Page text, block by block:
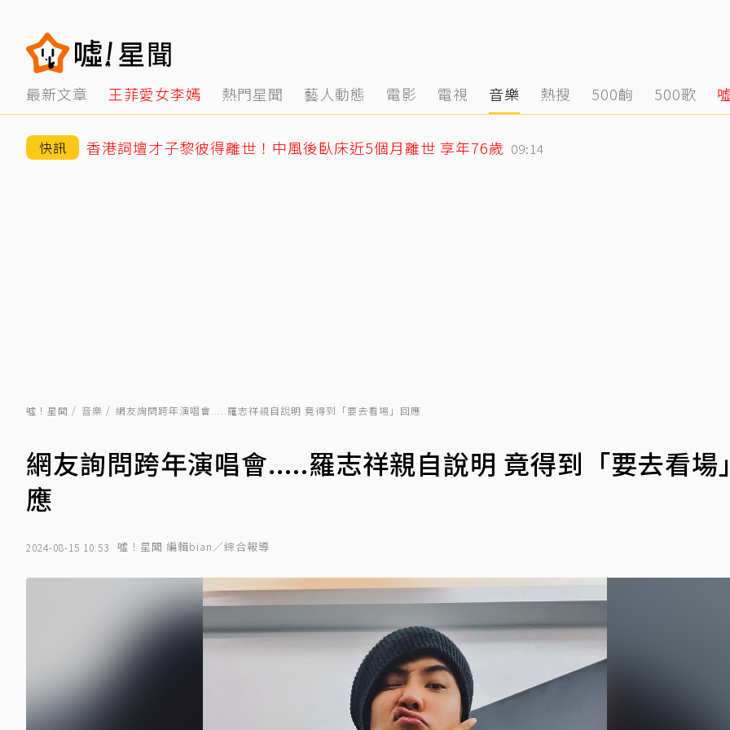
最新文章 王菲愛女李嫣 熱門星聞 藝人動態 電影 電視 音樂 熱搜 500齣 500歌
快訊 香港詞壇才子黎彼得離世！中風後臥床近5個月離世 享年76歲 09:14
噓！星聞 音樂 網友詢問跨年演唱會.....羅志祥親自說明 竟得到「要去看場」回應
網友詢問跨年演唱會.....羅志祥親自說明 竟得到「要去看場
應
2024-08-15 10:53 噓！星聞 編輯bian／綜合報導